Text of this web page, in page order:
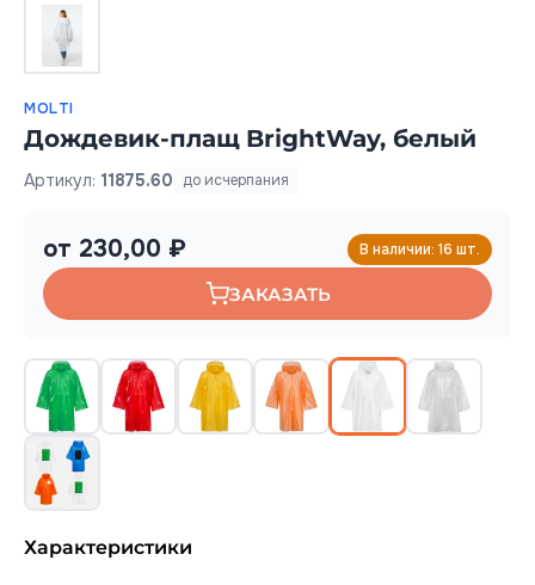
MOLTI
Дождевик-плащ BrightWay, белый
Артикул: 11875.60 до исчерпания
от 230,00 ₽ В наличии: 16 шт.
ЗАКАЗАТЬ
Характеристики